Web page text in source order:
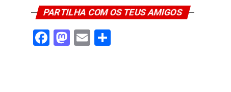
PARTILHA COM OS TEUS AMIGOS
Facebook
Mastodon
Email